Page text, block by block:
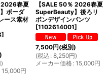
2026春夏
ボーダ
ース素材
]
)
15,000円
【SALE 50％ 2026春夏
SuperBeauty】後ろリ
ボンデザインパンツ
[1102614001]
7,500円(税別)
(税込 : 8,250円)
メーカー価格: 15,000円